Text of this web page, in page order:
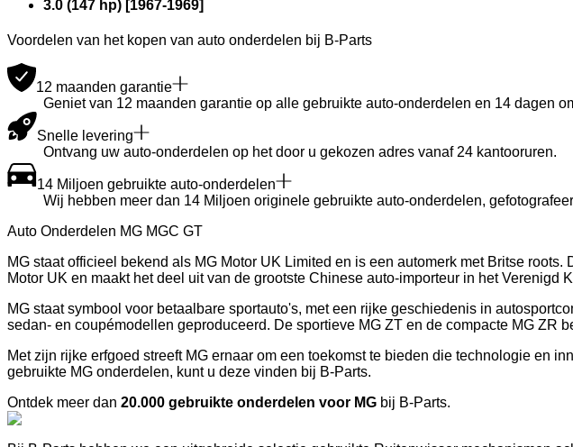
3.0 (147 hp) [1967-1969]
Voordelen van het kopen van auto onderdelen bij B-Parts
12 maanden garantie
Geniet van 12 maanden garantie op alle gebruikte auto-onderdelen en 14 dagen
Snelle levering
Ontvang uw auto-onderdelen op het door u gekozen adres vanaf 24 kantooruren.
14 Miljoen gebruikte auto-onderdelen
Wij hebben meer dan 14 Miljoen originele gebruikte auto-onderdelen,
Auto Onderdelen MG MGC GT
MG staat officieel bekend als MG Motor UK Limited en is een automerk met Britse
Motor UK en maakt het deel uit van de grootste Chinese auto-importeur in het Verenigd
MG staat symbool voor betaalbare sportauto's, met een rijke geschiedenis in
sedan- en coupémodellen geproduceerd. De sportieve MG ZT en de compacte MG ZR
Met zijn rijke erfgoed streeft MG ernaar om een toekomst te bieden die technologie en
gebruikte MG onderdelen, kunt u deze vinden bij B-Parts.
Ontdek meer dan 20.000 gebruikte onderdelen voor MG bij B-Parts.